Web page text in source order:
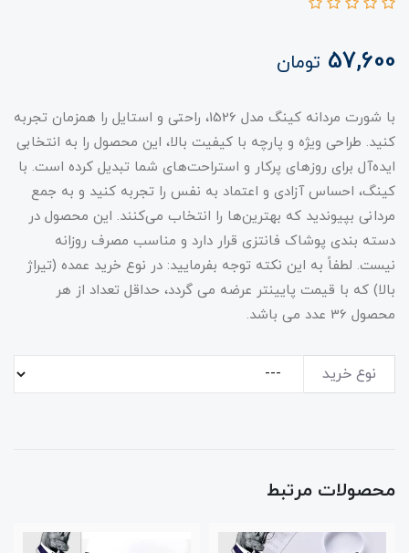
57,600 تومان
با شورت مردانه کینگ مدل 1526، راحتی و استایل را همزمان تجربه
کنید. طراحی ویژه و پارچه با کیفیت بالا، این محصول را به انتخابی
ایده‌آل برای روزهای پرکار و استراحت‌های شما تبدیل کرده است. با
کینگ، احساس آزادی و اعتماد به نفس را تجربه کنید و به جمع
مردانی بپیوندید که بهترین‌ها را انتخاب می‌کنند. این محصول در
دسته بندی پوشاک فانتزی قرار دارد و مناسب مصرف روزانه
نیست. لطفاً به این نکته توجه بفرمایید: در نوع خرید عمده (تیراژ
بالا) که با قیمت پایینتر عرضه می گردد، حداقل تعداد از هر
محصول 36 عدد می باشد.
نوع خرید
محصولات مرتبط